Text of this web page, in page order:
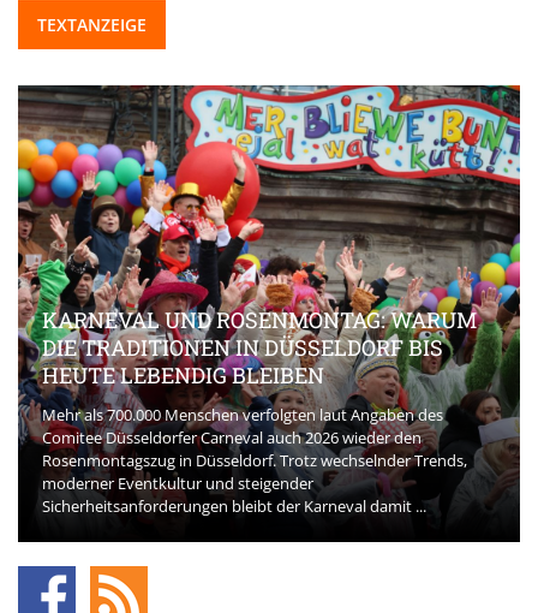
TEXTANZEIGE
KARNEVAL UND ROSENMONTAG: WARUM
DIE TRADITIONEN IN DÜSSELDORF BIS
HEUTE LEBENDIG BLEIBEN
Mehr als 700.000 Menschen verfolgten laut Angaben des
Comitee Düsseldorfer Carneval auch 2026 wieder den
Rosenmontagszug in Düsseldorf. Trotz wechselnder Trends,
moderner Eventkultur und steigender
Sicherheitsanforderungen bleibt der Karneval damit ...